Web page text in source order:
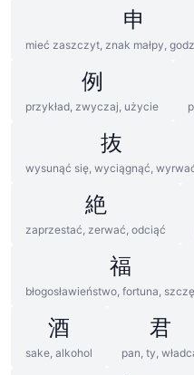
申
mieć zaszczyt, znak małpy,
例
przykład, zwyczaj, użycie
抜
wysunąć się, wyciągnąć,
絶
zaprzestać, zerwać, odciąć
福
błogosławieństwo, fortuna,
酒
sake, alkohol
君
pan, ty,